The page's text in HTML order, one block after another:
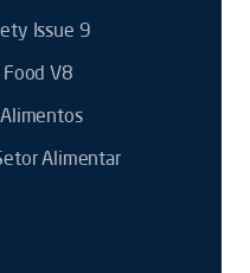
Issue 9
V8
Alimentar